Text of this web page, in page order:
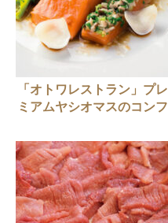
「オトワレストラン」プレ
ミアムヤシオマスのコンフ